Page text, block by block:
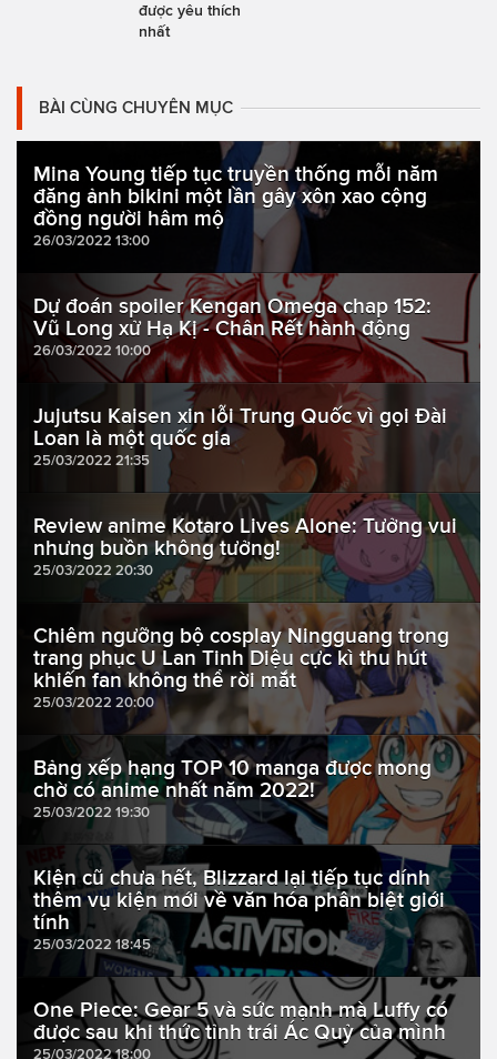
được yêu thích
nhất
BÀI CÙNG CHUYÊN MỤC
Mina Young tiếp tục truyền thống mỗi năm
đăng ảnh bikini một lần gây xôn xao cộng
đồng người hâm mộ
26/03/2022 13:00
Dự đoán spoiler Kengan Omega chap 152:
Vũ Long xử Hạ Kị - Chân Rết hành động
26/03/2022 10:00
Jujutsu Kaisen xin lỗi Trung Quốc vì gọi Đài
Loan là một quốc gia
25/03/2022 21:35
Review anime Kotaro Lives Alone: Tưởng vui
nhưng buồn không tưởng!
25/03/2022 20:30
Chiêm ngưỡng bộ cosplay Ningguang trong
trang phục U Lan Tinh Diệu cực kì thu hút
khiến fan không thể rời mắt
25/03/2022 20:00
Bảng xếp hạng TOP 10 manga được mong
chờ có anime nhất năm 2022!
25/03/2022 19:30
Kiện cũ chưa hết, Blizzard lại tiếp tục dính
thêm vụ kiện mới về văn hóa phân biệt giới
tính
25/03/2022 18:45
One Piece: Gear 5 và sức mạnh mà Luffy có
được sau khi thức tỉnh trái Ác Quỷ của mình
25/03/2022 18:00